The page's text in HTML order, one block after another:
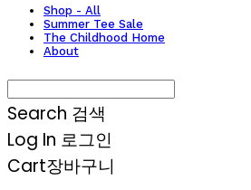
Shop - All
Summer Tee Sale
The Childhood Home
About
Search 검색
Log In 로그인
Cart장바구니